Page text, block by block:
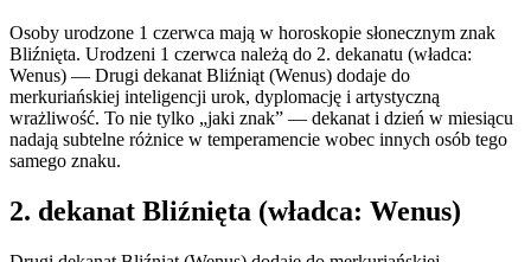
Osoby urodzone 1 czerwca mają w horoskopie słonecznym znak
Bliźnięta. Urodzeni 1 czerwca należą do 2. dekanatu (władca:
Wenus) — Drugi dekanat Bliźniąt (Wenus) dodaje do
merkuriańskiej inteligencji urok, dyplomację i artystyczną
wrażliwość. To nie tylko „jaki znak” — dekanat i dzień w miesiącu
nadają subtelne różnice w temperamencie wobec innych osób tego
samego znaku.
2. dekanat Bliźnięta (władca: Wenus)